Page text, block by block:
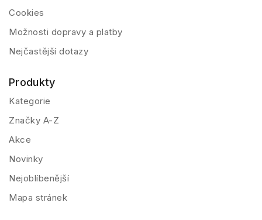
Cookies
Možnosti dopravy a platby
Nejčastější dotazy
Produkty
Kategorie
Značky A-Z
Akce
Novinky
Nejoblíbenější
Mapa stránek